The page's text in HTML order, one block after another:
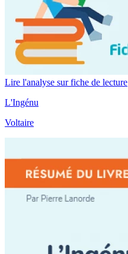
Lire l'analyse sur fiche de lecture
L'Ingénu
Voltaire